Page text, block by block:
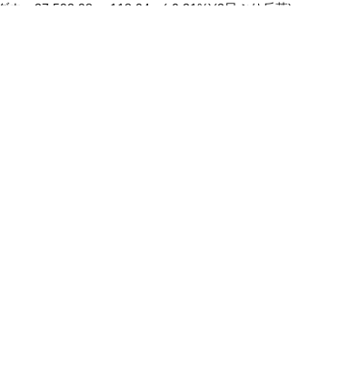
ダウ：37,592.98 -118.04 (-0.31%)(2日ぶり反落) …………